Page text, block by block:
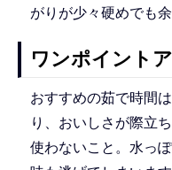
がりが少々硬めでも
ワンポイント
おすすめの茹で時間
り、おいしさが際立
使わないこと。水っ